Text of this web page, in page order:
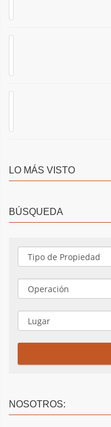
LO MÁS VISTO
BÚSQUEDA
NOSOTROS: